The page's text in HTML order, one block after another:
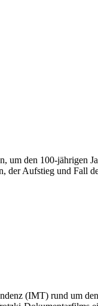
den 100-jährigen
Aufstieg und Fall
(IMT) rund um